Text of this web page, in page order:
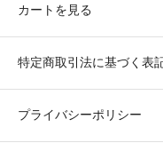
カートを見る
特定商取引法に基づく表
プライバシーポリシー